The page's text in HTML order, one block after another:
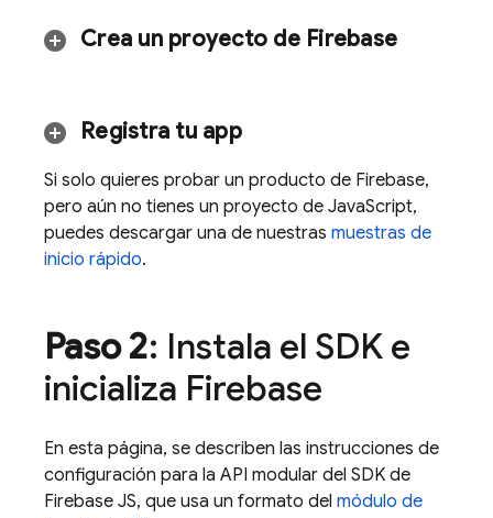
Crea un proyecto de Firebase
Registra tu app
Si solo quieres probar un producto de Firebase,
pero aún no tienes un proyecto de JavaScript,
puedes descargar una de nuestras muestras de
inicio rápido.
Paso 2: Instala el SDK e
inicializa Firebase
En esta página, se describen las instrucciones de
configuración para la API modular del SDK de
Firebase JS, que usa un formato del módulo de